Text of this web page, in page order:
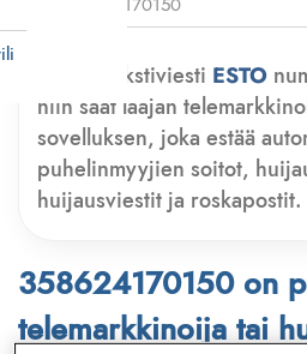
Lähetä tekstiviesti ESTO
niin saat laajan
sovelluksen, joka estää
puhelinmyyjien soitot,
huijausviestit ja roskapostit.
358624170150 on
telemarkkinoija tai